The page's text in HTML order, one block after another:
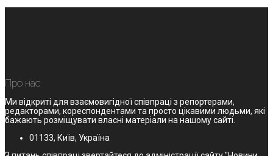
Про нас
Ми відкриті для взаємовигідної співпраці з репортерами,
редакторами, кореспондентами та просто цікавими людьми, які
бажають розміщувати власні матеріали на нашому сайті.
01133, Київ, Україна